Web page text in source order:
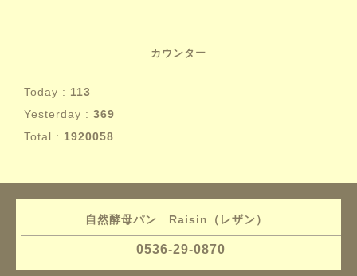
カウンター
Today : 113
Yesterday : 369
Total : 1920058
自然酵母パン Raisin（レザン）
0536-29-0870